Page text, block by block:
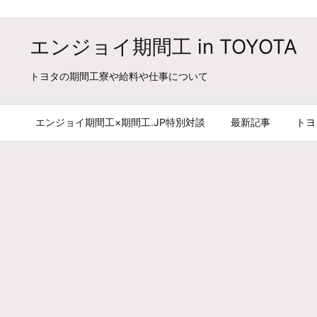
エンジョイ期間工 in TOYOTA
トヨタの期間工寮や給料や仕事について
エンジョイ期間工×期間工.JP特別対談 最新記事 ト